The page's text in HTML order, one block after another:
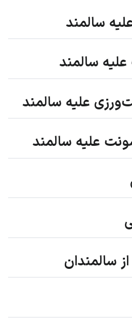
سالمند
سالمند
علیه سالمند
علیه سالمند
سالمندان